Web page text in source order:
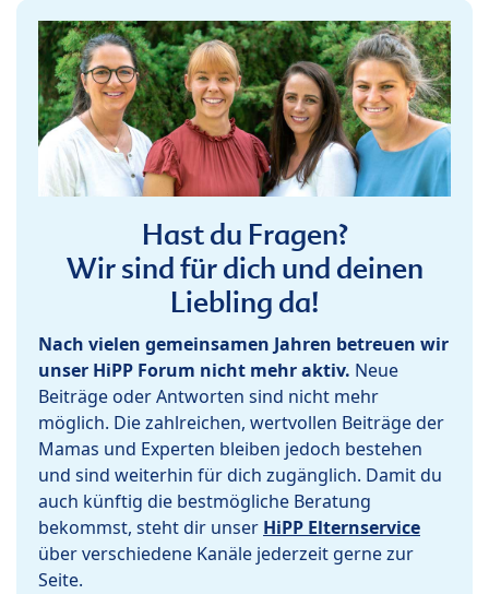
Hast du Fragen?
Wir sind für dich und deinen
Liebling da!
Nach vielen gemeinsamen Jahren betreuen wir
unser HiPP Forum nicht mehr aktiv. Neue
Beiträge oder Antworten sind nicht mehr
möglich. Die zahlreichen, wertvollen Beiträge der
Mamas und Experten bleiben jedoch bestehen
und sind weiterhin für dich zugänglich. Damit du
auch künftig die bestmögliche Beratung
bekommst, steht dir unser HiPP Elternservice
über verschiedene Kanäle jederzeit gerne zur
Seite.